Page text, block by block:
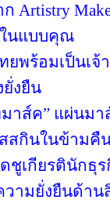
Artistry
ในแบบคุณ
ยพร้อมเป็นเ
งยืน
าส์ค” แผ่นม
สกินในข้ามคื
เกียรตินักธุ
วามยั่งยืนด้า